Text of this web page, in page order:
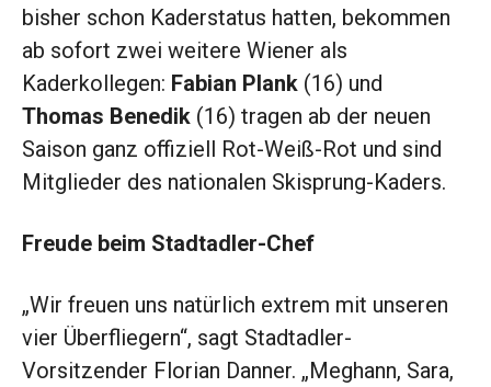
bisher schon Kaderstatus hatten, bekommen
ab sofort zwei weitere Wiener als
Kaderkollegen: Fabian Plank (16) und
Thomas Benedik (16) tragen ab der neuen
Saison ganz offiziell Rot-Weiß-Rot und sind
Mitglieder des nationalen Skisprung-Kaders.
Freude beim Stadtadler-Chef
„Wir freuen uns natürlich extrem mit unseren
vier Überfliegern“, sagt Stadtadler-
Vorsitzender Florian Danner. „Meghann, Sara,